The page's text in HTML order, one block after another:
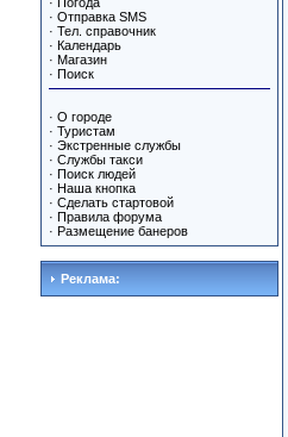
· Отправка SMS
· Тел. справочник
· Календарь
· Магазин
· Поиск
· О городе
· Туристам
· Экстренные службы
· Службы такси
· Поиск людей
· Наша кнопка
· Сделать стартовой
· Правила форума
· Размещение банеров
Реклама: